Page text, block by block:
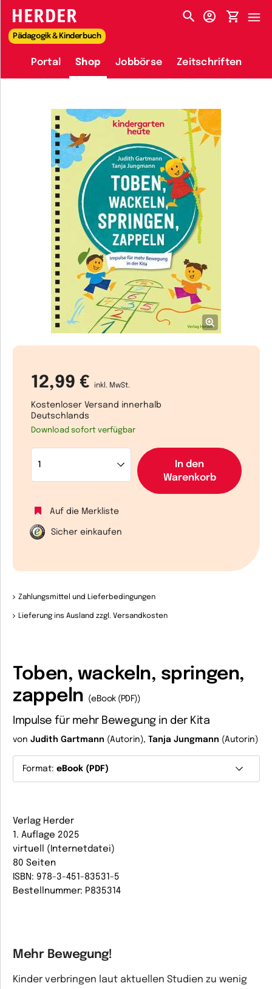
HERDER-MENÜ
Pädagogik & Kinderbuch
Portal Shop Jobbörse Zeitschriften
12,99 € inkl. MwSt.
Kostenloser Versand innerhalb
Deutschlands
Download sofort verfügbar
In den
Warenkorb
Auf die Merkliste
Sicher einkaufen
Zahlungsmittel und Lieferbedingungen
Lieferung ins Ausland zzgl. Versandkosten
Toben, wackeln, springen,
zappeln
(eBook (PDF))
Impulse für mehr Bewegung in der Kita
von Judith Gartmann (Autorin), Tanja Jungmann (Autorin)
Format: eBook (PDF)
Verlag Herder
1. Auflage 2025
virtuell (Internetdatei)
80 Seiten
ISBN: 978-3-451-83531-5
Bestellnummer: P835314
Mehr Bewegung!
Kinder verbringen laut aktuellen Studien zu wenig